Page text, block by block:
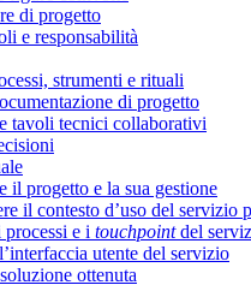
di progetto
e responsabilità
strumenti e rituali
di progetto
tavoli tecnici collaborativi
il progetto e la sua gestione
il contesto d’uso del servizio
e i touchpointdel
utente del servizio
ottenuta